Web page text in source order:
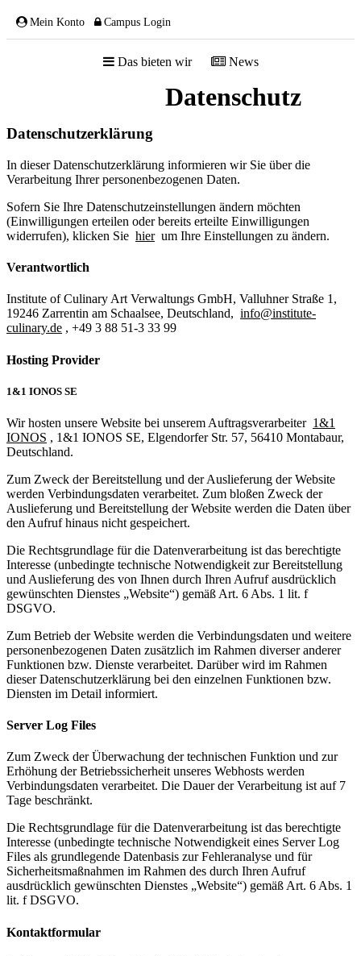
Mein Konto Campus Login
Das bieten wir News
Team
Gremien
Mitglieder
NETZWERK
Industrie
Mobilitygastronomie
Eventgastronomie
Caregastronomie
Educationgastronomie
Hotelgastronomie
Marken- & Systemgastronomie
Experten
ACADEMY
Fernlehrgänge
Online-Academy
Berufsqualifikation
Branchenqualifikation
Lernen mit der Academy
Frontcooking Academy
Stiftungs-Gremien
Satzung
Datenschutz
Datenschutzerklärung
In dieser Datenschutzerklärung informieren wir Sie über die
Verarbeitung Ihrer personenbezogenen Daten.
Sofern Sie Ihre Datenschutzeinstellungen ändern möchten
(Einwilligungen erteilen oder bereits erteilte Einwilligungen
widerrufen), klicken Sie hier um Ihre Einstellungen zu ändern.
Verantwortlich
Institute of Culinary Art Verwaltungs GmbH, Valluhner Straße 1,
19246 Zarrentin am Schaalsee, Deutschland, info@institute-
culinary.de , +49 3 88 51-3 33 99
Hosting Provider
1&1 IONOS SE
Wir hosten unsere Website bei unserem Auftragsverarbeiter 1&1
IONOS , 1&1 IONOS SE, Elgendorfer Str. 57, 56410 Montabaur,
Deutschland.
Zum Zweck der Bereitstellung und der Auslieferung der Website
werden Verbindungsdaten verarbeitet. Zum bloßen Zweck der
Auslieferung und Bereitstellung der Website werden die Daten über
den Aufruf hinaus nicht gespeichert.
Die Rechtsgrundlage für die Datenverarbeitung ist das berechtigte
Interesse (unbedingte technische Notwendigkeit zur Bereitstellung
und Auslieferung des von Ihnen durch Ihren Aufruf ausdrücklich
gewünschten Dienstes „Website“) gemäß Art. 6 Abs. 1 lit. f
DSGVO.
Zum Betrieb der Website werden die Verbindungsdaten und weitere
personenbezogenen Daten zusätzlich im Rahmen diverser anderer
Funktionen bzw. Dienste verarbeitet. Darüber wird im Rahmen
dieser Datenschutzerklärung bei den einzelnen Funktionen bzw.
Diensten im Detail informiert.
Server Log Files
Zum Zweck der Überwachung der technischen Funktion und zur
Erhöhung der Betriebssicherheit unseres Webhosts werden
Verbindungsdaten verarbeitet. Die Dauer der Verarbeitung ist auf 7
Tage beschränkt.
Die Rechtsgrundlage für die Datenverarbeitung ist das berechtigte
Interesse (unbedingte technische Notwendigkeit eines Server Log
Files als grundlegende Datenbasis zur Fehleranalyse und für
Sicherheitsmaßnahmen im Rahmen des durch Ihren Aufruf
ausdrücklich gewünschten Dienstes „Website“) gemäß Art. 6 Abs. 1
lit. f DSGVO.
Kontaktformular